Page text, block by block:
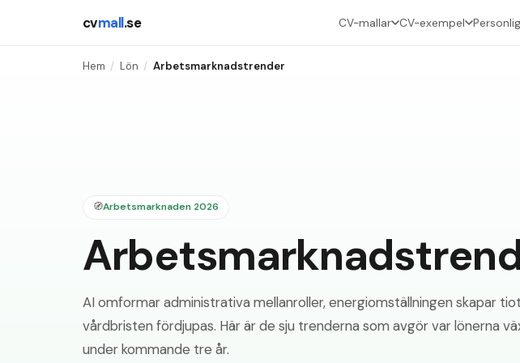
cvmall.se CV-mallar CV-exempel
Hem / Lön / Arbetsmarknadstrender
🧭Arbetsmarknaden 2026
AI omformar administrativa mellanroller, energiomställningen skapar
vårdbristen fördjupas. Här är de sju trenderna som avgör var lönerna
under kommande tre år.